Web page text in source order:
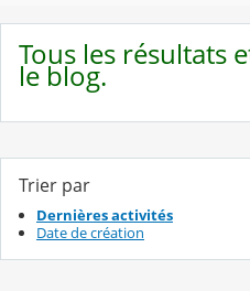
Tous les résultats
le blog.
Trier par
Dernières activités
Date de création